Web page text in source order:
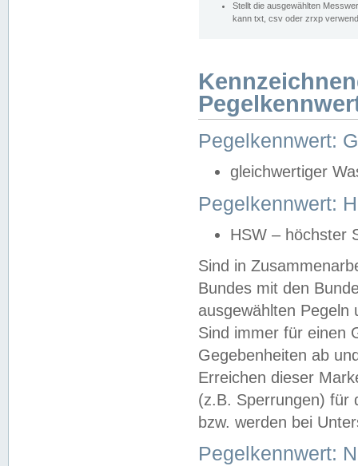
Stellt die ausgewählten
kann txt, csv oder zrxp
Pegelkennwert:
gleichwertiger
Pegelkennwert:
HSW – höchster
Sind in
Bundes mit den
ausgewählten
Sind immer für einen
Gegebenheiten ab
Erreichen dieser
(z.B. Sperrungen) für
bzw. werden bei
Pegelkennwert: